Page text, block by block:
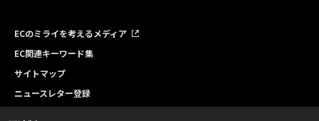
ECのミライを考えるメディア
EC関連キーワード集
サイトマップ
ニュースレター登録